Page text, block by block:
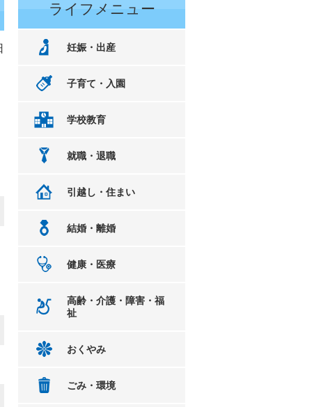
ライフメニュー
妊娠・出産
子育て・入園
学校教育
就職・退職
引越し・住まい
結婚・離婚
健康・医療
高齢・介護・障害・福
祉
おくやみ
ごみ・環境